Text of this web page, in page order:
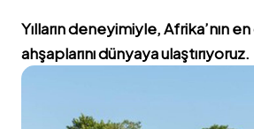
Yılların deneyimiyle, Afrika’nın
ahşaplarını dünyaya ulaştırıyoruz.